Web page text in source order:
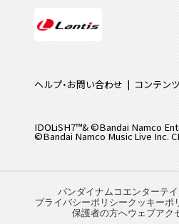
ヘルプ・お問い合わせ コンテン
IDOLiSH7™& ©Bandai Namco
©Bandai Namco Music Live Inc.
バンダイナムコエンターテ
プライバシーポリシークッキーポ
保護者の方へウェブアク